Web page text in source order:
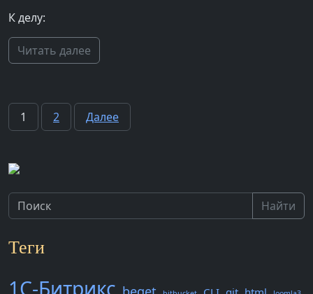
К делу:
Читать далее
Пагинация
1 2 Далее
Найти
Теги
1С-Битрикс